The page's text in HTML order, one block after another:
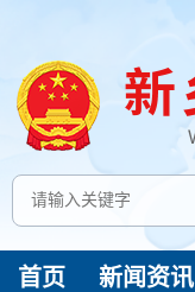
首页 新闻资讯